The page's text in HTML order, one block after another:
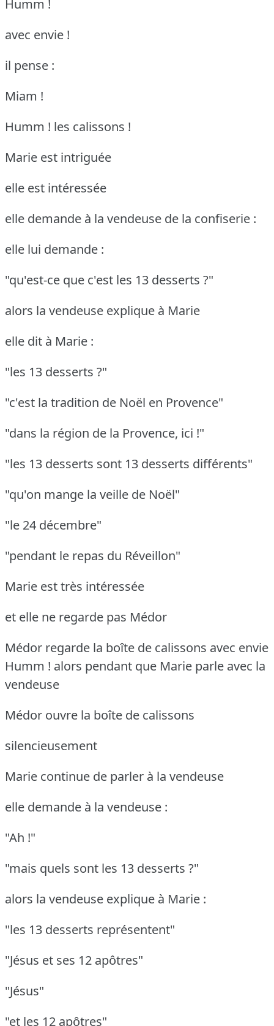
Humm !
avec envie !
il pense :
Miam !
Humm ! les calissons !
Marie est intriguée
elle est intéressée
elle demande à la vendeuse de la confiserie :
elle lui demande :
"qu'est-ce que c'est les 13 desserts ?"
alors la vendeuse explique à Marie
elle dit à Marie :
"les 13 desserts ?"
"c'est la tradition de Noël en Provence"
"dans la région de la Provence, ici !"
"les 13 desserts sont 13 desserts différents"
"qu'on mange la veille de Noël"
"le 24 décembre"
"pendant le repas du Réveillon"
Marie est très intéressée
et elle ne regarde pas Médor
Médor regarde la boîte de calissons avec envie
Humm ! alors pendant que Marie parle avec la
vendeuse
Médor ouvre la boîte de calissons
silencieusement
Marie continue de parler à la vendeuse
elle demande à la vendeuse :
"Ah !"
"mais quels sont les 13 desserts ?"
alors la vendeuse explique à Marie :
"les 13 desserts représentent"
"Jésus et ses 12 apôtres"
"Jésus"
"et les 12 apôtres"